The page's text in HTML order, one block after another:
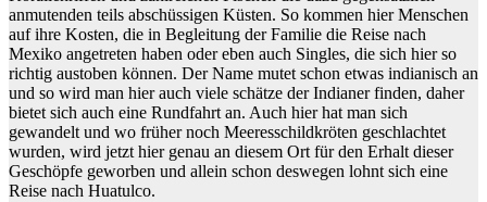
anmutenden teils abschüssigen Küsten. So kommen hier Menschen
auf ihre Kosten, die in Begleitung der Familie die Reise nach
Mexiko angetreten haben oder eben auch Singles, die sich hier so
richtig austoben können. Der Name mutet schon etwas indianisch an
und so wird man hier auch viele schätze der Indianer finden, daher
bietet sich auch eine Rundfahrt an. Auch hier hat man sich
gewandelt und wo früher noch Meeresschildkröten geschlachtet
wurden, wird jetzt hier genau an diesem Ort für den Erhalt dieser
Geschöpfe geworben und allein schon deswegen lohnt sich eine
Reise nach Huatulco.